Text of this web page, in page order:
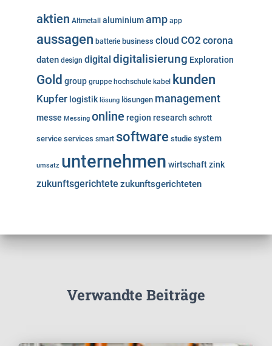
aktien Altmetall aluminiumamp app
aussagen batterie business cloud CO2 corona
daten design digital digitalisierung Exploration
Gold group gruppe hochschule kabel kunden
Kupfer logistik lösung lösungen management
messe Messing online region research schrott
service services smart software studie system
umsatz unternehmen wirtschaftzink
zukunftsgerichtete zukunftsgerichteten
Verwandte Beiträge